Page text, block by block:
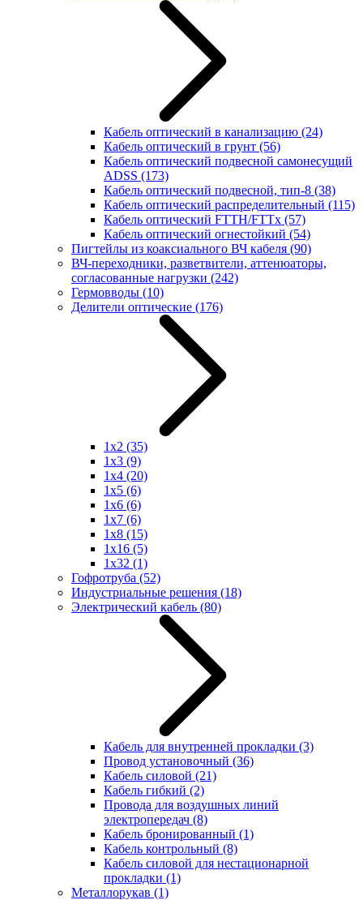
Кабель оптический в канализацию (24)
Кабель оптический в грунт (56)
Кабель оптический подвесной самонесущий
ADSS (173)
Кабель оптический подвесной, тип-8 (38)
Кабель оптический распределительный (115)
Кабель оптический FTTH/FTTx (57)
Кабель оптический огнестойкий (54)
Пигтейлы из коаксиального ВЧ кабеля (90)
ВЧ-переходники, разветвители, аттенюаторы,
согласованные нагрузки (242)
Гермовводы (10)
Делители оптические (176)
1x2 (35)
1x3 (9)
1x4 (20)
1x5 (6)
1x6 (6)
1x7 (6)
1x8 (15)
1x16 (5)
1x32 (1)
Гофротруба (52)
Индустриальные решения (18)
Электрический кабель (80)
Кабель для внутренней прокладки (3)
Провод установочный (36)
Кабель силовой (21)
Кабель гибкий (2)
Провода для воздушных линий
электропередач (8)
Кабель бронированный (1)
Кабель контрольный (8)
Кабель силовой для нестационарной
прокладки (1)
Металлорукав (1)